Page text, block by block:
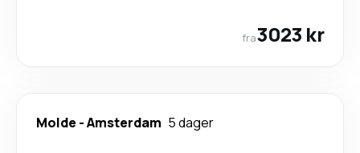
fra3023 kr
Molde -Amsterdam 5 dager